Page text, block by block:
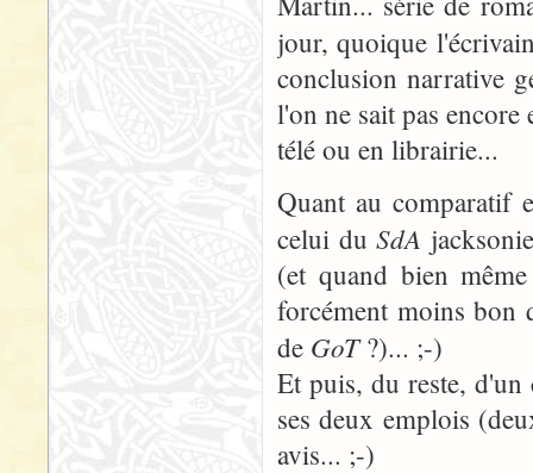
jour, quoique
conclusion narrative
l'on ne sait pas
télé ou en librairie...
Quant au comparatif
celui duSdA
(et quand bien
forcément moins bon
de GoT?)... ;-)
Et puis, du reste, d'un
ses deux emplois
avis... ;-)